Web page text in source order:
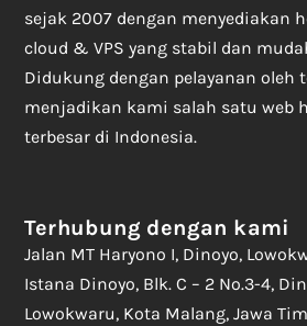
sejak 2007 dengan menyediakan
cloud & VPS yang stabil dan
Didukung dengan pelayanan oleh
menjadikan kami salah satu web
terbesar di Indonesia.
Terhubung dengan kami
Jalan MT Haryono I, Dinoyo,
Istana Dinoyo, Blk. C – 2 No.3-4,
Lowokwaru, Kota Malang, Jawa